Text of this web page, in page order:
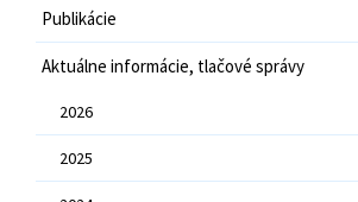
Publikácie
Aktuálne informácie, tlačové správy
2026
2025